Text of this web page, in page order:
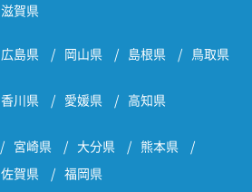
滋賀県
広島県 岡山県 島根県 鳥取県
香川県 愛媛県 高知県
宮崎県 大分県
熊本県
佐賀県 福岡県